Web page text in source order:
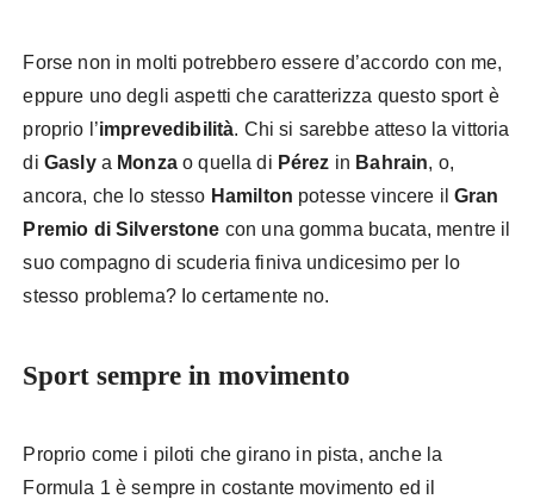
Forse non in molti potrebbero essere d’accordo con me,
eppure uno degli aspetti che caratterizza questo sport è
proprio l’imprevedibilità. Chi si sarebbe atteso la vittoria
di Gasly a Monzao quella di Pérez in Bahrain, o,
ancora, che lo stesso Hamilton potesse vincere il Gran
Premio di Silverstone con una gomma bucata, mentre il
suo compagno di scuderia finiva undicesimo per lo
stesso problema? Io certamente no.
Sport sempre in movimento
Proprio come i piloti che girano in pista, anche la
Formula 1 è sempre in costante movimento ed il